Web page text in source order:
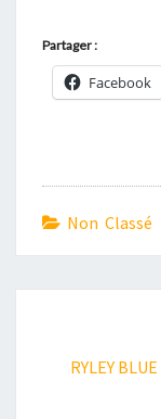
Partager :
Facebook
Non Classé
RYLEY